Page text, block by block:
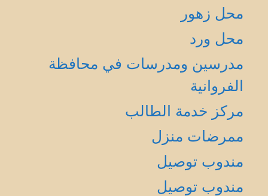
محل زهور
محل ورد
مدرسين ومدرسات في محافظة
الفروانية
مركز خدمة الطالب
ممرضات منزل
مندوب توصيل
مندوب توصيل